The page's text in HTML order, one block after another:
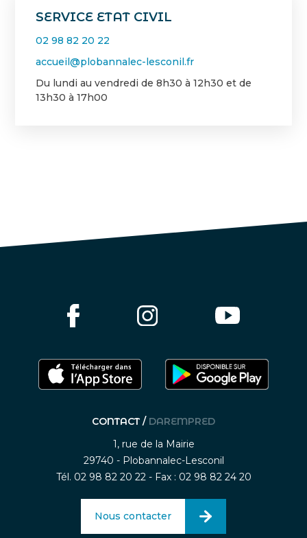
SERVICE ETAT CIVIL
02 98 82 20 22
accueil@plobannalec-lesconil.fr
Du lundi au vendredi de 8h30 à 12h30 et de
13h30 à 17h00
CONTACT / DAREMPRED
1, rue de la Mairie
29740 - Plobannalec-Lesconil
Tél. 02 98 82 20 22 - Fax : 02 98 82 24 20
Nous contacter